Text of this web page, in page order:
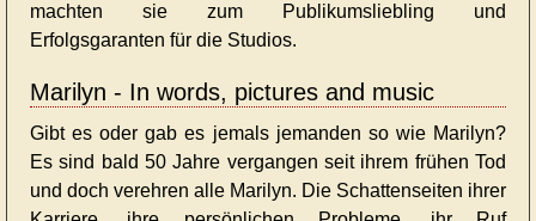
machten sie zum Publikumsliebling und
Erfolgsgaranten für die Studios.
Marilyn - In words, pictures and music
Gibt es oder gab es jemals jemanden so wie Marilyn?
Es sind bald 50 Jahre vergangen seit ihrem frühen Tod
und doch verehren alle Marilyn. Die Schattenseiten ihrer